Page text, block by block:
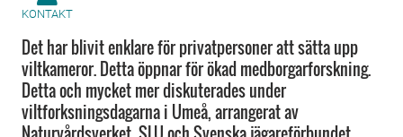
KONTAKT
Det har blivit enklare för privatpersoner att sätta upp
viltkameror. Detta öppnar för ökad medborgarforskning.
Detta och mycket mer diskuterades under
viltforksningsdagarna i Umeå, arrangerat av